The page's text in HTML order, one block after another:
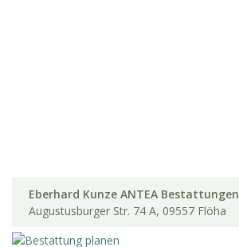
Eberhard Kunze ANTEA Bestattungen
Augustusburger Str. 74 A, 09557 Flöha